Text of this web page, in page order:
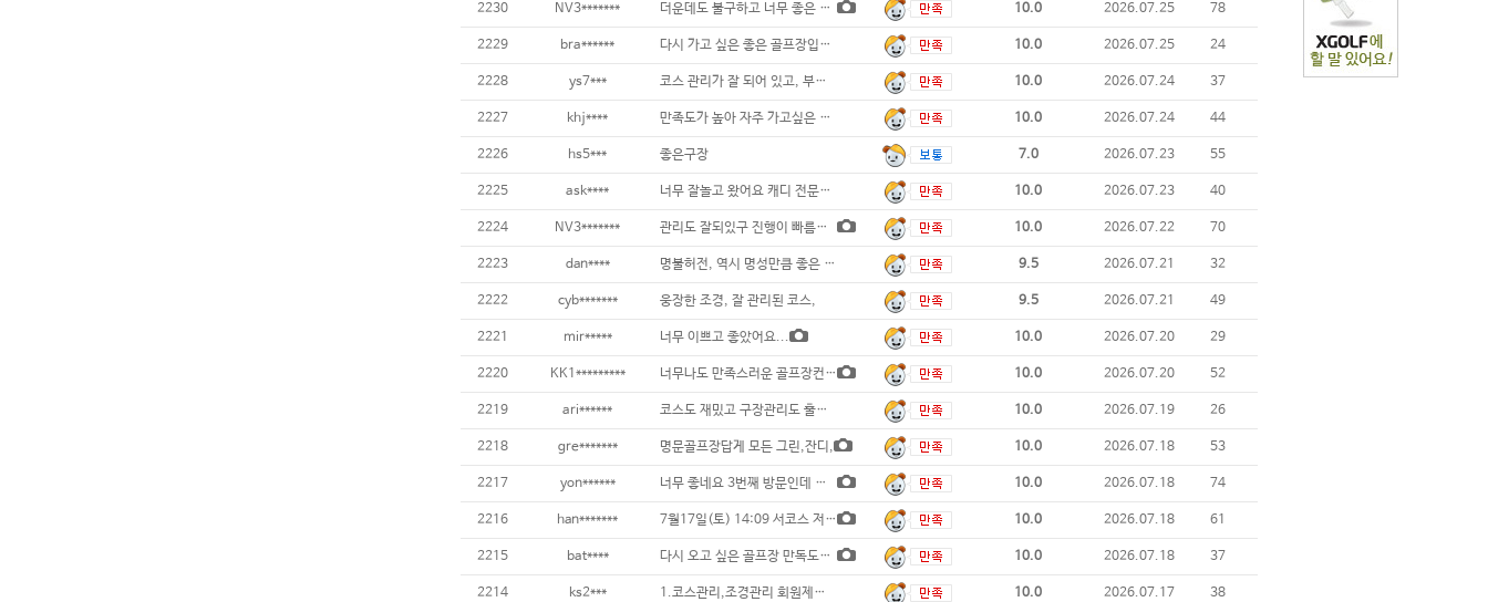
2230 NV3******* 더운데도 불구하고 너무 좋은 골프장입니다.. 10.0 2026.07.25 78
2229 bra****** 다시 가고 싶은 좋은 골프장입니다... 10.0 2026.07.25 24
2228 ys7*** 코스 관리가 잘 되어 있고, 부대시설 10.0 2026.07.24 37
2227 khj**** 만족도가 높아 자주 가고싶은 곳입니다 .. 10.0 2026.07.24 44
2226 hs5*** 좋은구장 7.0 2026.07.23 55
2225 ask**** 너무 잘놀고 왔어요 캐디 전문성 좋고 친절 10.0 2026.07.23 40
2224 NV3******* 관리도 잘되있구 진행이 빠름니다 그린은 생각 10.0 2026.07.22 70
2223 dan**** 명불허전, 역시 명성만큼 좋은 골프장 9.5 2026.07.21 32
2222 cyb******* 웅장한 조경, 잘 관리된 코스, 9.5 2026.07.21 49
2221 mir***** 너무 이쁘고 좋았어요... 10.0 2026.07.20 29
2220 KK1********* 너무나도 만족스러운 골프장컨디션과 캐디의 매 10.0 2026.07.20 52
2219 ari****** 코스도 재밌고 구장관리도 훌륭했습니다~ . 10.0 2026.07.19 26
2218 gre******* 명문골프장답게 모든 그린,잔디, 10.0 2026.07.18 53
2217 yon****** 너무 좋네요 3번째 방문인데 좋아요 또 방문 10.0 2026.07.18 74
2216 han******* 7월17일(토) 14:09 서코스 저렴한 가 10.0 2026.07.18 61
2215 bat**** 다시 오고 싶은 골프장 만독도100%... 10.0 2026.07.18 37
2214 ks2*** 1.코스관리,조경관리 회원제골프장으로 10.0 2026.07.17 38